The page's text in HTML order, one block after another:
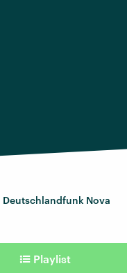
Deutschlandfunk Nova
Playlist